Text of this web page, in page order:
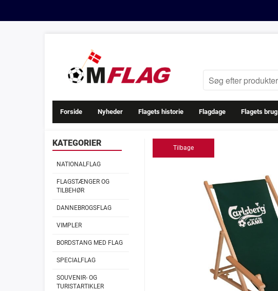
Forside Nyheder Flagets historie Flagdage Flagets brug
KATEGORIER
NATIONALFLAG
FLAGSTÆNGER OG
TILBEHØR
DANNEBROGSFLAG
VIMPLER
BORDSTANG MED FLAG
SPECIALFLAG
SOUVENIR- OG
TURISTARTIKLER
Tilbage